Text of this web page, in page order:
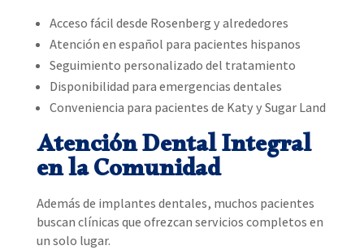
Acceso fácil desde Rosenberg y alrededores
Atención en español para pacientes hispanos
Seguimiento personalizado del tratamiento
Disponibilidad para emergencias dentales
Conveniencia para pacientes de Katy y Sugar Land
Atención Dental Integral
en la Comunidad
Además de implantes dentales, muchos pacientes
buscan clínicas que ofrezcan servicios completos en
un solo lugar.